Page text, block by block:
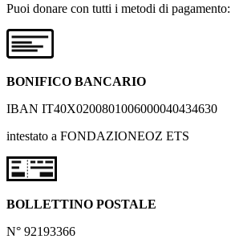
Puoi donare con tutti i metodi di pagamento:
BONIFICO BANCARIO
IBAN IT40X0200801006000040434630
intestato a FONDAZIONEOZ ETS
BOLLETTINO POSTALE
N° 92193366